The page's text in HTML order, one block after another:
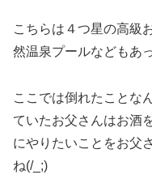
こちらは４つ星の高級
然温泉プールなどもあ
ここでは倒れたことな
ていたお父さんはお酒
にやりたいことをお父
ね(/_;)